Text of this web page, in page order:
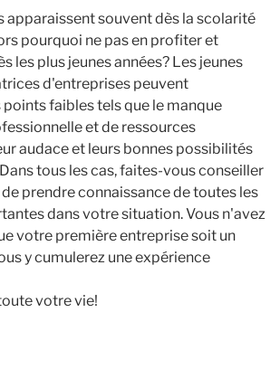
apparaissent souvent dès la scolarité
pourquoi ne pas en profiter et
les plus jeunes années? Les jeunes
d'entreprises peuvent
faibles tels que le manque
et de ressources
audace et leurs bonnes possibilités
tous les cas, faites-vous conseiller
prendre connaissance de toutes les
dans votre situation. Vous n'avez
votre première entreprise soit un
y cumulerez une expérience
votre vie!